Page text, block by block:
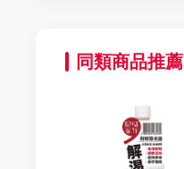
同類商品推薦